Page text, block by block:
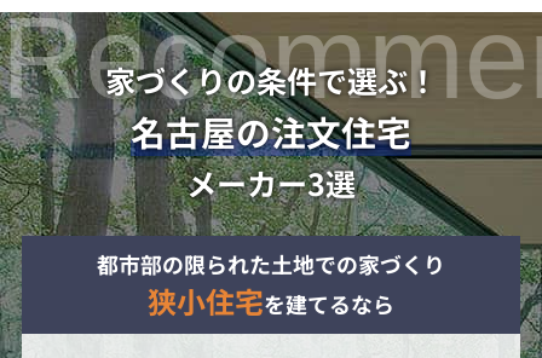
家づくりの条件で選ぶ！
名古屋の注文住宅
メーカー3選
都市部の限られた土地での家づくり
狭小住宅を建てるなら